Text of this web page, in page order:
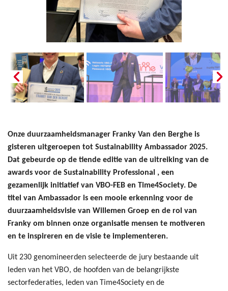
Onze duurzaamheidsmanager Franky Van den Berghe is
gisteren uitgeroepen tot Sustainability Ambassador 2025.
Dat gebeurde op de tiende editie van de uitreiking van de
awards voor de Sustainability Professional , een
gezamenlijk initiatief van VBO-FEB en Time4Society. De
titel van Ambassador is een mooie erkenning voor de
duurzaamheidsvisie van Willemen Groep en de rol van
Franky om binnen onze organisatie mensen te motiveren
en te inspireren en de visie te implementeren.
Uit 230 genomineerden selecteerde de jury bestaande uit
leden van het VBO, de hoofden van de belangrijkste
sectorfederaties, leden van Time4Society en de